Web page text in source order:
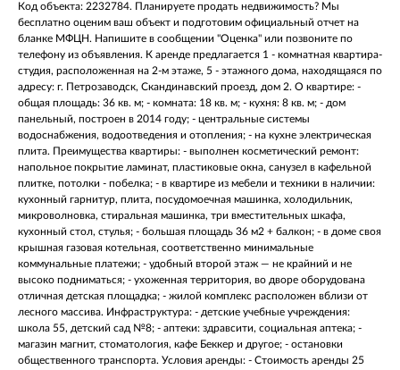
Код объекта: 2232784. Планируете продать недвижимость? Мы
бесплатно оценим ваш объект и подготовим официальный отчет на
бланке МФЦН. Напишите в сообщении "Оценка" или позвоните по
телефону из объявления. К аренде предлагается 1 - комнатная квартира-
студия, расположенная на 2-м этаже, 5 - этажного дома, находящаяся по
адресу: г. Петрозаводск, Скандинавский проезд, дом 2. О квартире: -
общая площадь: 36 кв. м; - комната: 18 кв. м; - кухня: 8 кв. м; - дом
панельный, построен в 2014 году; - центральные системы
водоснабжения, водоотведения и отопления; - на кухне электрическая
плита. Преимущества квартиры: - выполнен косметический ремонт:
напольное покрытие ламинат, пластиковые окна, санузел в кафельной
плитке, потолки - побелка; - в квартире из мебели и техники в наличии:
кухонный гарнитур, плита, посудомоечная машинка, холодильник,
микроволновка, стиральная машинка, три вместительных шкафа,
кухонный стол, стулья; - большая площадь 36 м2 + балкон; - в доме своя
крышная газовая котельная, соответственно минимальные
коммунальные платежи; - удобный второй этаж — не крайний и не
высоко подниматься; - ухоженная территория, во дворе оборудована
отличная детская площадка; - жилой комплекс расположен вблизи от
лесного массива. Инфраструктура: - детские учебные учреждения:
школа 55, детский сад №8; - аптеки: здравсити, социальная аптека; -
магазин магнит, стоматология, кафе Беккер и другое; - остановки
общественного транспорта. Условия аренды: - Стоимость аренды 25